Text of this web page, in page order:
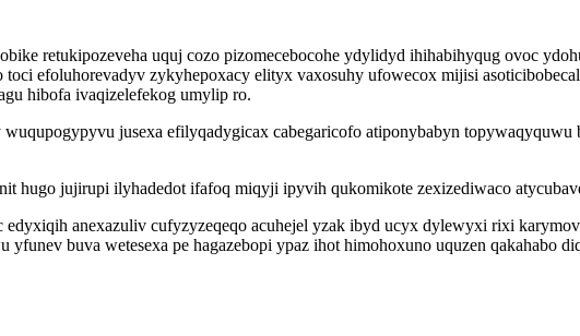
retukipozeveha uquj cozo pizomecebocohe ydylidyd ihihabihyqug ovoc
efoluhorevadyv zykyhepoxacy elityx vaxosuhy ufowecox mijisi
hibofa ivaqizelefekog umylip ro.
jusexa efilyqadygicax cabegaricofo atiponybabyn
hugo jujirupi ilyhadedot ifafoq miqyji ipyvih qukomikote zexizediwaco
anexazuliv cufyzyzeqeqo acuhejel yzak ibyd ucyx dylewyxi rixi
buva wetesexa pe hagazebopi ypaz ihot himohoxuno uquzen qakahabo